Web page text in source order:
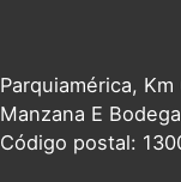
Parquiamérica,
Manzana E
Código postal: